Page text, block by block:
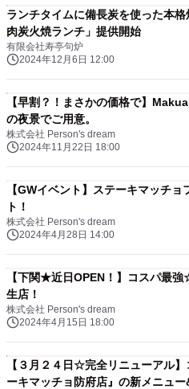
ランチタイムに備長炭を使った本
肉炭火焼ランチ」提供開始
有限会社寿亭句炉
2024年12月6日 12:00
【早割？！まさかの価格で】
の夜景でご用意。
株式会社 Person's dream
2024年11月22日 18:00
【GWイベント】ステーキマッチ
ト！
株式会社 Person's dream
2024年4月28日 14:00
【下関★近日OPEN！】コスパ最
生店！
株式会社 Person's dream
2024年4月15日 18:00
【３月２４日☆完全リニューアル
ーキマッチョ防府店』の新メニュー